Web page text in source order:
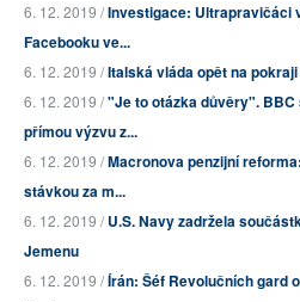
6. 12. 2019 /Investigace: Ultrapravičáci
Facebooku ve...
6. 12. 2019 /Italská vláda opět na
6. 12. 2019 /"Je to otázka důvěry".
přímou výzvu z...
6. 12. 2019 /Macronova penzijní
stávkou za m...
6. 12. 2019 /U.S. Navy zadržela
Jemenu
6. 12. 2019 /Írán: Šéf Revolučních gard